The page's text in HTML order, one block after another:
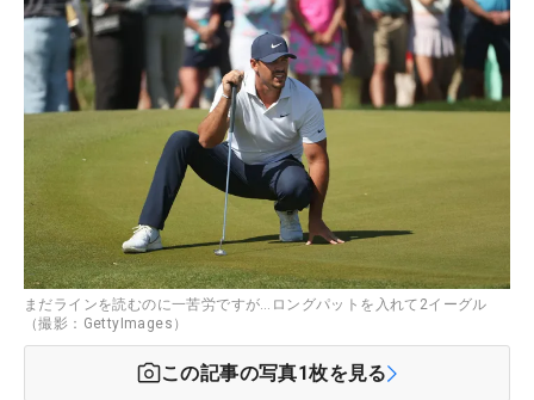
まだラインを読むのに一苦労ですが…ロングパットを入れて2イーグル
（撮影：GettyImages）
この記事の写真1枚を見る